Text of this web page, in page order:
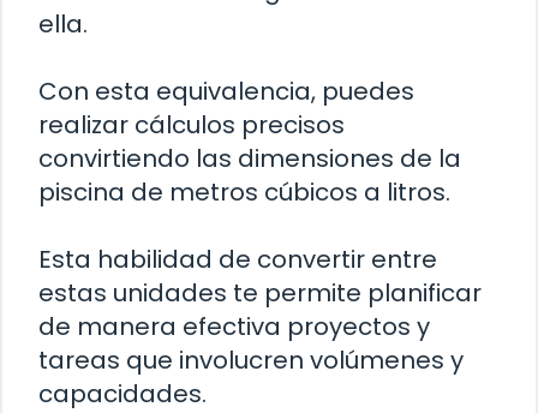
ella.
Con esta equivalencia, puedes
realizar cálculos precisos
convirtiendo las dimensiones de la
piscina de metros cúbicos a litros.
Esta habilidad de convertir entre
estas unidades te permite planificar
de manera efectiva proyectos y
tareas que involucren volúmenes y
capacidades.